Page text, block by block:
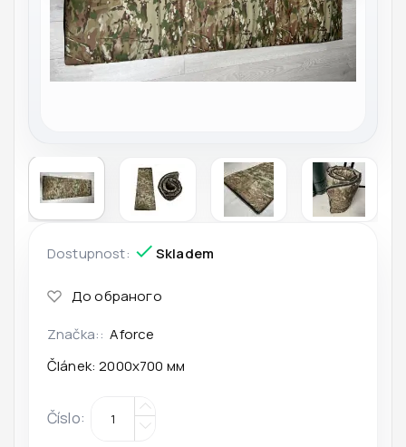
Dostupnost: Skladem
Značka:: Aforce
Článek: 2000х700 мм
Číslo: